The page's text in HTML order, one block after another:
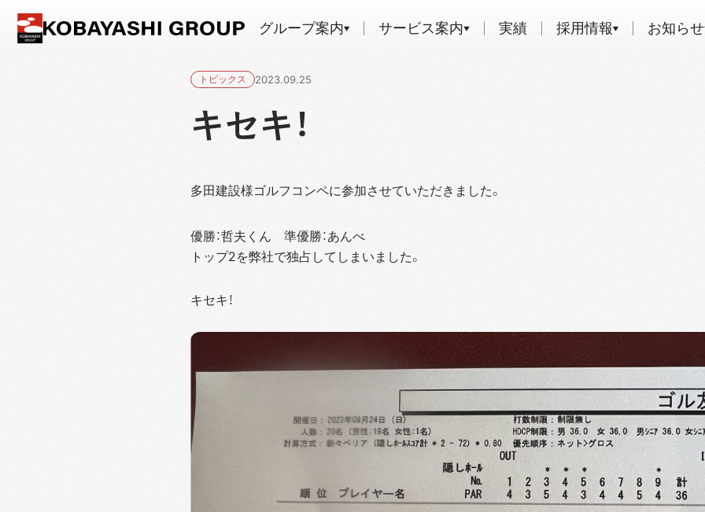
グループ案内 サービス案内 実績 採用情報 お知らせ
トピックス 2023.09.25
キセキ！
多田建設様ゴルフコンペに参加させていただきました。
優勝：哲夫くん 準優勝：あんべ
トップ2を弊社で独占してしまいました。
キセキ！